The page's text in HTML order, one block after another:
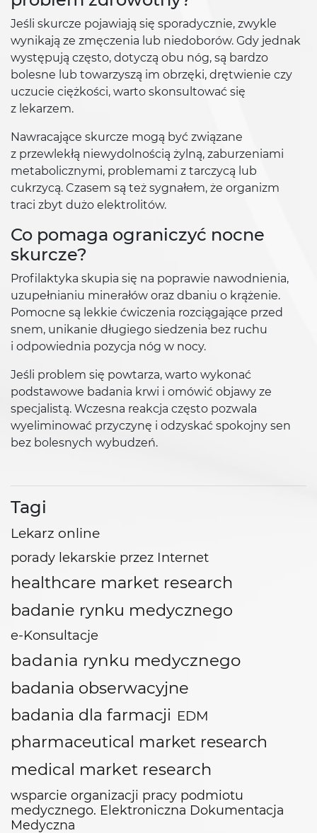
Jeśli skurcze pojawiają się sporadycznie, zwykle
wynikają ze zmęczenia lub niedoborów. Gdy jednak
występują często, dotyczą obu nóg, są bardzo
bolesne lub towarzyszą im obrzęki, drętwienie czy
uczucie ciężkości, warto skonsultować się
z lekarzem.
Nawracające skurcze mogą być związane
z przewlekłą niewydolnością żylną, zaburzeniami
metabolicznymi, problemami z tarczycą lub
cukrzycą. Czasem są też sygnałem, że organizm
traci zbyt dużo elektrolitów.
Co pomaga ograniczyć nocne
skurcze?
Profilaktyka skupia się na poprawie nawodnienia,
uzupełnianiu minerałów oraz dbaniu o krążenie.
Pomocne są lekkie ćwiczenia rozciągające przed
snem, unikanie długiego siedzenia bez ruchu
i odpowiednia pozycja nóg w nocy.
Jeśli problem się powtarza, warto wykonać
podstawowe badania krwi i omówić objawy ze
specjalistą. Wczesna reakcja często pozwala
wyeliminować przyczynę i odzyskać spokojny sen
bez bolesnych wybudzeń.
Tagi
Lekarz online
porady lekarskie przez Internet
healthcare market research
badanie rynku medycznego
e-Konsultacje
badania rynku medycznego
badania obserwacyjne
badania dla farmacji EDM
pharmaceutical market research
medical market research
wsparcie organizacji pracy podmiotu
medycznego. Elektroniczna Dokumentacja
Medyczna